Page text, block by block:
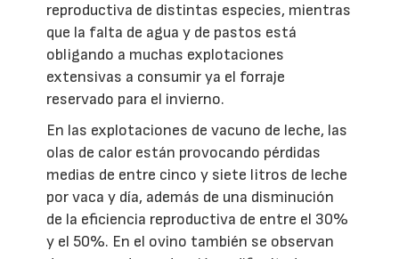
reproductiva de distintas especies, mientras
que la falta de agua y de pastos está
obligando a muchas explotaciones
extensivas a consumir ya el forraje
reservado para el invierno.
En las explotaciones de vacuno de leche, las
olas de calor están provocando pérdidas
medias de entre cinco y siete litros de leche
por vaca y día, además de una disminución
de la eficiencia reproductiva de entre el 30%
y el 50%. En el ovino también se observan